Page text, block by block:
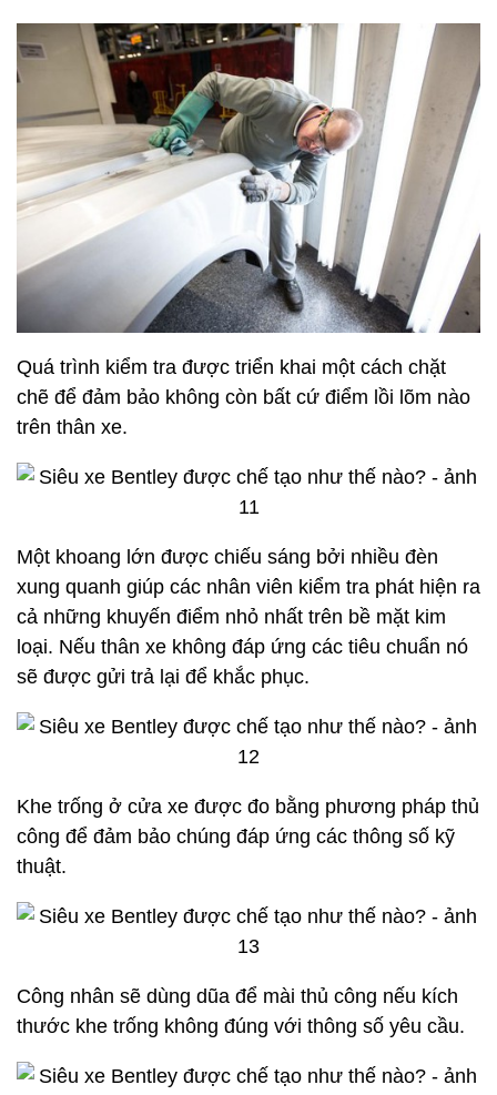
Quá trình kiểm tra được triển khai một cách chặt
chẽ để đảm bảo không còn bất cứ điểm lồi lõm nào
trên thân xe.
Một khoang lớn được chiếu sáng bởi nhiều đèn
xung quanh giúp các nhân viên kiểm tra phát hiện ra
cả những khuyến điểm nhỏ nhất trên bề mặt kim
loại. Nếu thân xe không đáp ứng các tiêu chuẩn nó
sẽ được gửi trả lại để khắc phục.
Khe trống ở cửa xe được đo bằng phương pháp thủ
công để đảm bảo chúng đáp ứng các thông số kỹ
thuật.
Công nhân sẽ dùng dũa để mài thủ công nếu kích
thước khe trống không đúng với thông số yêu cầu.